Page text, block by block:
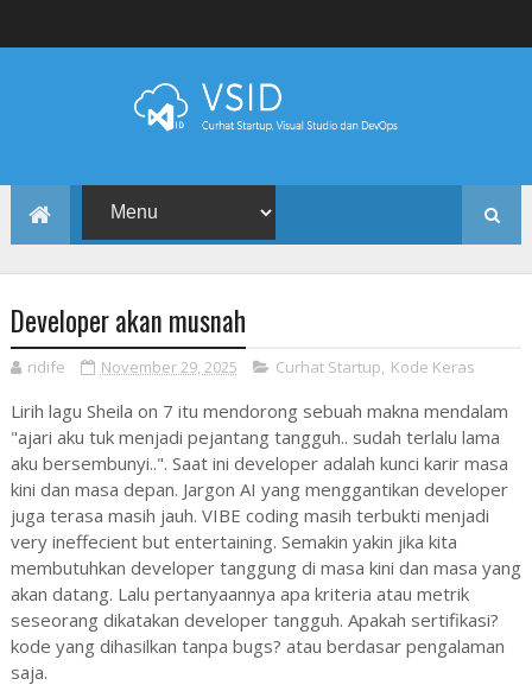
Developer akan musnah
ridife November 29, 2025 Curhat Startup, Kode Keras
Lirih lagu Sheila on 7 itu mendorong sebuah makna mendalam
"ajari aku tuk menjadi pejantang tangguh.. sudah terlalu lama
aku bersembunyi..". Saat ini developer adalah kunci karir masa
kini dan masa depan. Jargon AI yang menggantikan developer
juga terasa masih jauh. VIBE coding masih terbukti menjadi
very ineffecient but entertaining. Semakin yakin jika kita
membutuhkan developer tanggung di masa kini dan masa yang
akan datang. Lalu pertanyaannya apa kriteria atau metrik
seseorang dikatakan developer tangguh. Apakah sertifikasi?
kode yang dihasilkan tanpa bugs? atau berdasar pengalaman
saja.